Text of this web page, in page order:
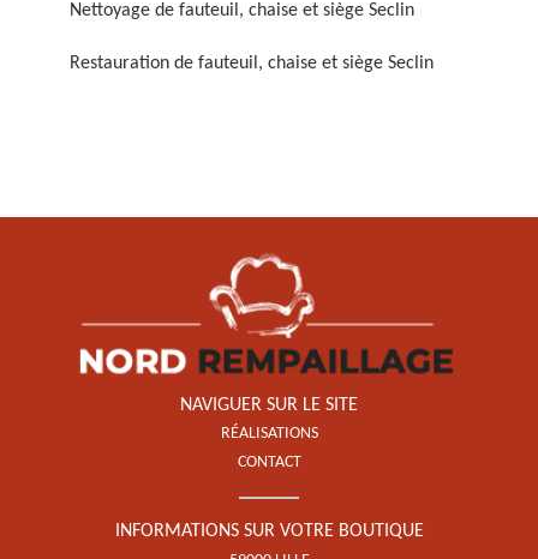
Nettoyage de fauteuil, chaise et siège Seclin
Restauration de fauteuil, chaise et siège Seclin
NAVIGUER SUR LE SITE
RÉALISATIONS
CONTACT
INFORMATIONS SUR VOTRE BOUTIQUE